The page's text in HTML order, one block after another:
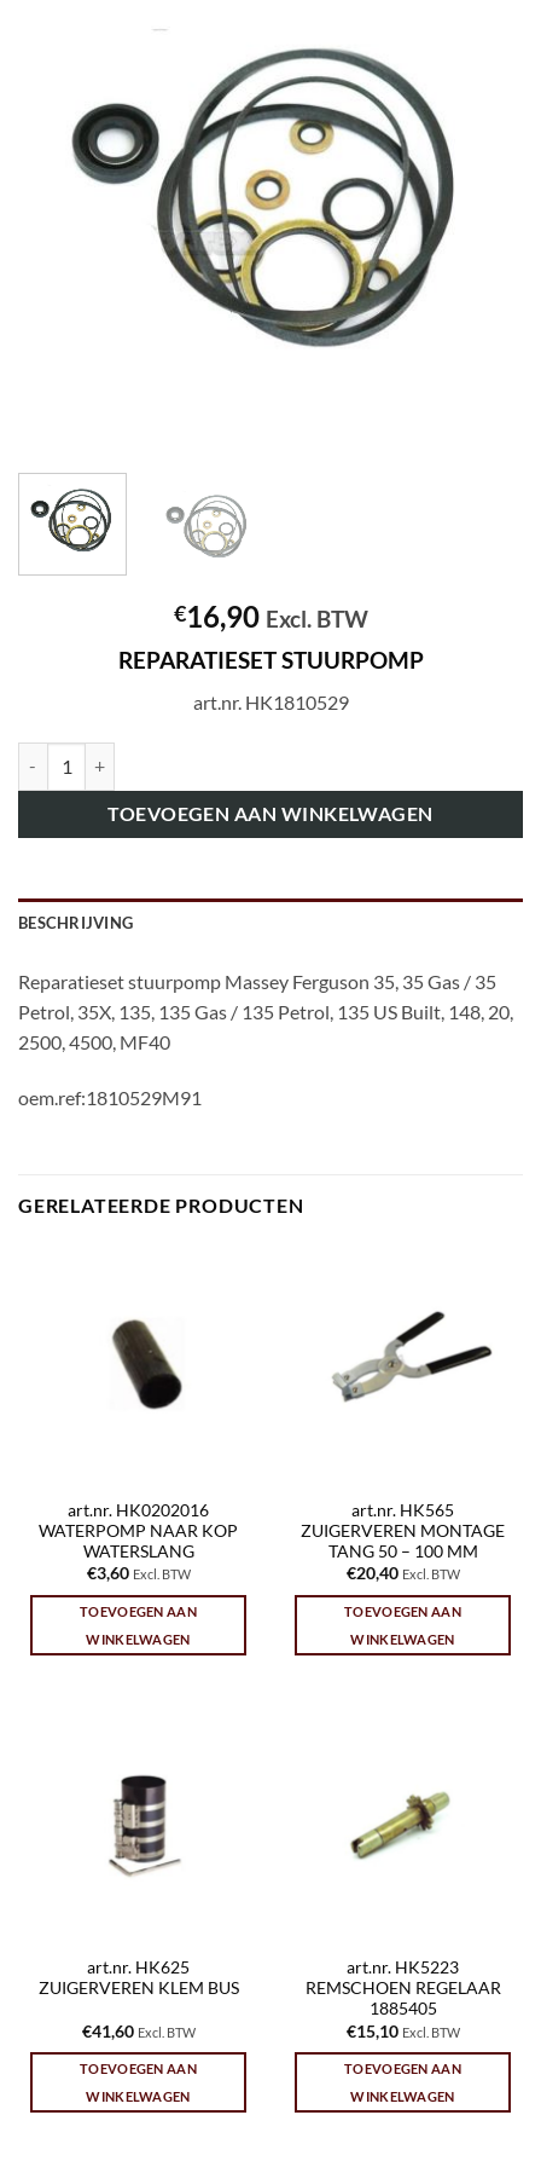
€16,90 Excl. BTW
REPARATIESET STUURPOMP
art.nr. HK1810529
TOEVOEGEN AAN WINKELWAGEN
BESCHRIJVING
Reparatieset stuurpomp Massey Ferguson 35, 35 Gas / 35
Petrol, 35X, 135, 135 Gas / 135 Petrol, 135 US Built, 148, 20,
2500, 4500, MF40
oem.ref:1810529M91
GERELATEERDE PRODUCTEN
art.nr. HK0202016
WATERPOMP NAAR KOP
WATERSLANG
€3,60 Excl. BTW
TOEVOEGEN AAN
WINKELWAGEN
art.nr. HK565
ZUIGERVEREN MONTAGE
TANG 50 – 100 MM
€20,40 Excl. BTW
TOEVOEGEN AAN
WINKELWAGEN
art.nr. HK625
ZUIGERVEREN KLEM BUS
€41,60 Excl. BTW
TOEVOEGEN AAN
WINKELWAGEN
art.nr. HK5223
REMSCHOEN REGELAAR
1885405
€15,10 Excl. BTW
TOEVOEGEN AAN
WINKELWAGEN